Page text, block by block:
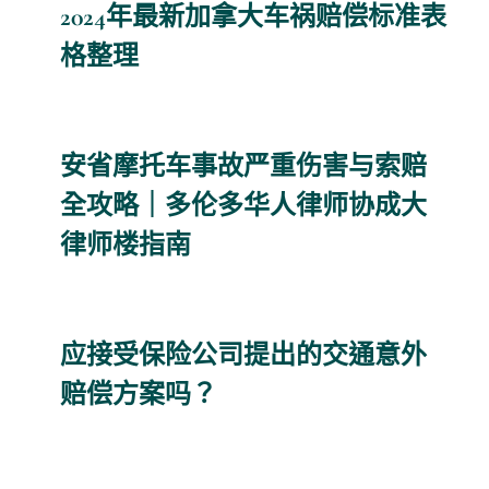
2024年最新加拿大车祸赔偿标准表
格整理
安省摩托车事故严重伤害与索赔
全攻略｜多伦多华人律师协成大
律师楼指南
应接受保险公司提出的交通意外
赔偿方案吗？